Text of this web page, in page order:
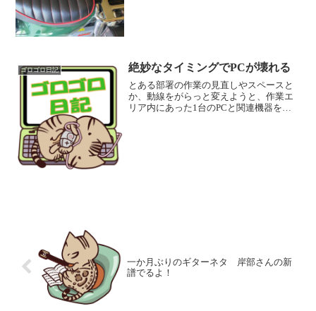
ゴロゴロ日記 絶妙なタイミングでPCが壊れる
とある部署の作業の見直しやスペースと
か、動線をがらっと変えようと、作業エ
リア内にあった1台のPCと関連機器を休
一か月ぶりのギターネタ 岸部さんの新
譜でるよ！